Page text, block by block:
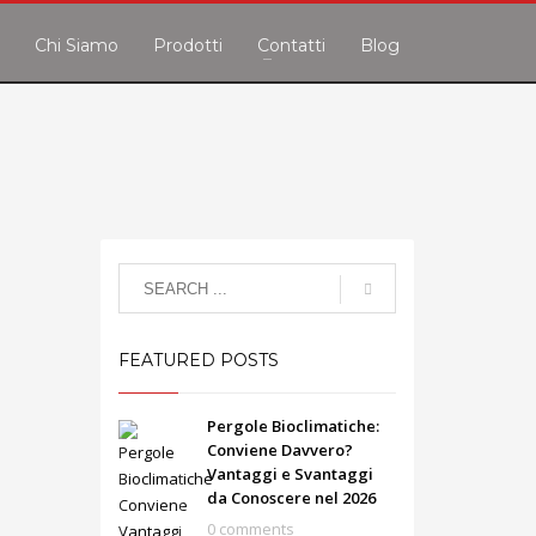
Chi Siamo Prodotti Contatti Blog
FEATURED POSTS
Pergole Bioclimatiche:
Conviene Davvero?
Vantaggi e Svantaggi
da Conoscere nel 2026
0 comments